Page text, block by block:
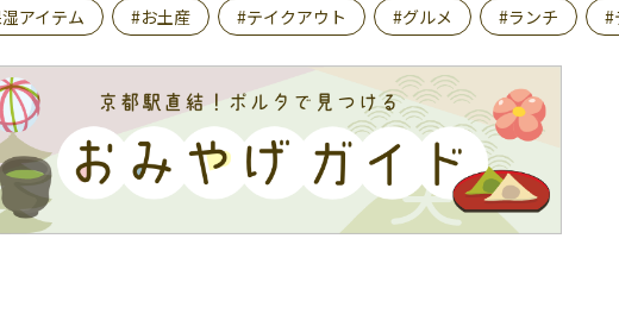
アイテム #お土産 #テイクアウト #グルメ #ランチ #